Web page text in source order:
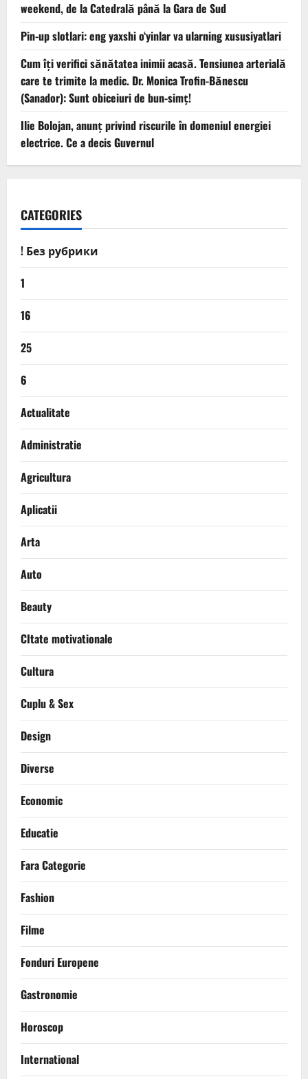
weekend, de la Catedrală până la Gara de Sud
Pin-up slotlari: eng yaxshi o‘yinlar va ularning xususiyatlari
Cum îți verifici sănătatea inimii acasă. Tensiunea arterială
care te trimite la medic. Dr. Monica Trofin-Bănescu
(Sanador): Sunt obiceiuri de bun-simț!
Ilie Bolojan, anunț privind riscurile în domeniul energiei
electrice. Ce a decis Guvernul
CATEGORIES
! Без рубрики
1
16
25
6
Actualitate
Administratie
Agricultura
Aplicatii
Arta
Auto
Beauty
CItate motivationale
Cultura
Cuplu & Sex
Design
Diverse
Economic
Educatie
Fara Categorie
Fashion
Filme
Fonduri Europene
Gastronomie
Horoscop
International